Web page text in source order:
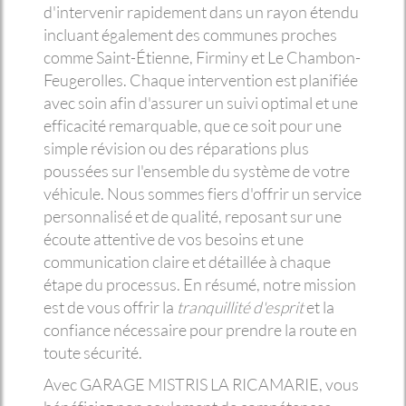
d'intervenir rapidement dans un rayon étendu
incluant également des communes proches
comme Saint-Étienne, Firminy et Le Chambon-
Feugerolles. Chaque intervention est planifiée
avec soin afin d'assurer un suivi optimal et une
efficacité remarquable, que ce soit pour une
simple révision ou des réparations plus
poussées sur l'ensemble du système de votre
véhicule. Nous sommes fiers d'offrir un service
personnalisé et de qualité, reposant sur une
écoute attentive de vos besoins et une
communication claire et détaillée à chaque
étape du processus. En résumé, notre mission
est de vous offrir la tranquillité d'espritet la
confiance nécessaire pour prendre la route en
toute sécurité.
Avec GARAGE MISTRIS LA RICAMARIE, vous